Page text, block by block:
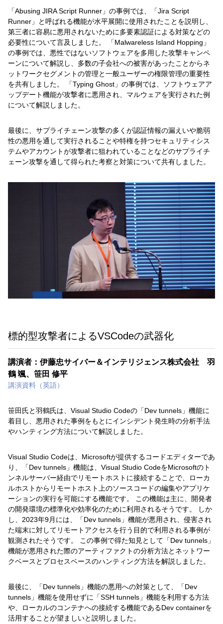
「Abusing JIRA Script Runner」の事例では、「Jira Script
Runner」と呼ばれる機能が水平展開に使用されたことを説明し、
第三者に容易に悪用されないために多要素認証による対策などの
必要性について言及しました。 「Malwareless Island Hopping」
の事例では、悪性ではないソフトウェアを多用した攻撃キャンペ
ーンについて解説し、多数の子会社への被害があったことからネ
ットワークセグメントの管理と一般ユーザーの権限管理の重要性
を共有しました。 「Typing Ghost」の事例では、ソフトウェアア
ップデート機能が攻撃者に悪用され、マルウェアを実行された例
について解説しました。
最後に、サプライチェーン攻撃の多くが認証情報の漏えいや脆弱
性の悪用を通して実行されることや特権を持つセキュリティシス
テムやアカウントが攻撃者に狙われていることなどのサプライチ
ェーン攻撃を通して得られた考察と対策について共有しました。
標的型攻撃者によるVSCodeの武器化
講演者：伊藤忠サイバー＆インテリジェンス株式会社 羽
鶴 颯、笹田 修平
講演資料（英語）
笹田氏と羽鶴氏は、Visual Studio Codeの「Dev tunnels」機能に
着目し、悪用された事例をもとにインシデント発生時の分析手法
やハンティング方法について解説しました。
Visual Studio Codeは、Microsoftが提供するコードエディターであ
り、「Dev tunnels」機能は、Visual Studio CodeをMicrosoftのト
ンネルサーバー経由でリモートホストに接続することで、ローカ
ルホストからリモートホスト上のソースコードの編集やアプリケ
ーションの実行を可能にする機能です。 この機能は主に、開発者
の開発環境の標準化や効率化のために利用されるそうです。 しか
し、2023年9月には、「Dev tunnels」機能が悪用され、侵害され
た端末に対してリモートアクセスを行う目的で利用される事例が
観測されたそうです。 この事例で得た知見として「Dev tunnels」
機能が悪用された際のアーティファクトの分析方法とネットワー
クベースとプロセスベースのハンティング方法を解説しました。
最後に、「Dev tunnels」機能の悪用への対策として、「Dev
tunnels」機能を使用せずに「SSH tunnels」機能を利用する方法
や、ローカルのコンテナへの接続する機能であるDev containerを
活用することが望ましいと説明しました。